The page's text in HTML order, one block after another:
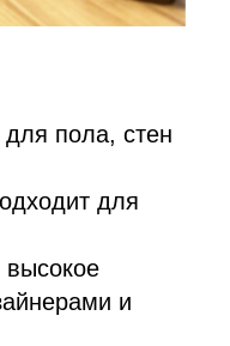
пола, стен
для
высокое
и